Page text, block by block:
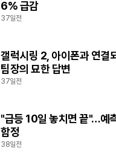
6% 급감
37일전
갤럭시링 2, 아이폰과 연결
팀장의 묘한 답변
37일전
"급등 10일 놓치면 끝"…예
함정
38일전